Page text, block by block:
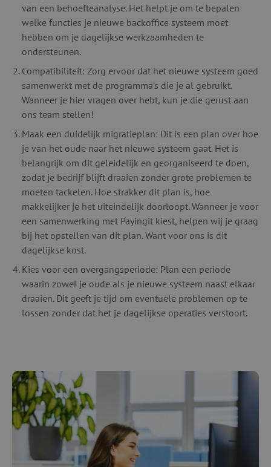
van een behoefteanalyse. Het helpt je om te bepalen
welke functies je nieuwe backoffice systeem moet
hebben om je dagelijkse werkzaamheden te
ondersteunen.
Compatibiliteit: Zorg ervoor dat het nieuwe systeem goed
samenwerkt met de programma’s die je al gebruikt.
Wanneer je hier vragen over hebt, kun je die gerust aan
ons team stellen!
Maak een duidelijk migratieplan: Dit is een plan over hoe
je van het oude naar het nieuwe systeem gaat. Het is
belangrijk om dit geleidelijk en georganiseerd te doen,
zodat je bedrijf blijft draaien zonder grote problemen te
moeten tackelen. Hoe strakker dit plan is, hoe
makkelijker je het uiteindelijk doorloopt. Wanneer je voor
een samenwerking met Payingit kiest, helpen wij je graag
bij het opstellen van dit plan. Want voor ons is dit
dagelijkse kost.
Kies voor een overgangsperiode: Plan een periode
waarin zowel je oude als je nieuwe systeem naast elkaar
draaien. Dit geeft je tijd om eventuele problemen op te
lossen zonder dat het je dagelijkse operaties verstoort.